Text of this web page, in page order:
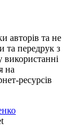
авторів та не
та передрук з
на
ресурсів